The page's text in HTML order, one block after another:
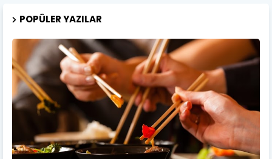
POPÜLER YAZILAR